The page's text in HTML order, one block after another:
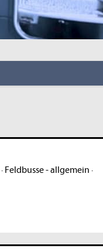
· Feldbusse - allgemein ·